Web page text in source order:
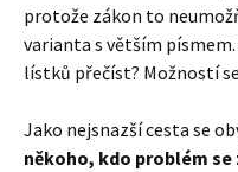
protože zákon to
varianta s větším
lístků přečíst? Možností
Jako nejsnazší cesta se
někoho, kdo problém se